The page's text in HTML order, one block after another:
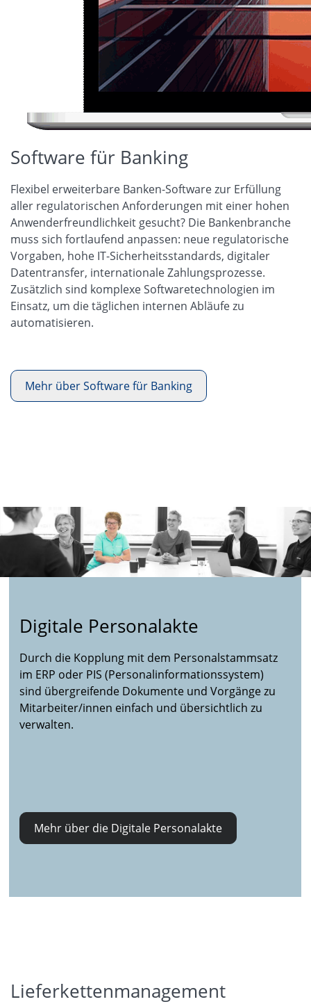
Software für Banking
Flexibel erweiterbare Banken-Software zur Erfüllung
aller regulatorischen Anforderungen mit einer hohen
Anwenderfreundlichkeit gesucht? Die Bankenbranche
muss sich fortlaufend anpassen: neue regulatorische
Vorgaben, hohe IT-Sicherheitsstandards, digitaler
Datentransfer, internationale Zahlungsprozesse.
Zusätzlich sind komplexe Softwaretechnologien im
Einsatz, um die täglichen internen Abläufe zu
automatisieren.
Mehr über Software für Banking
Digitale Personalakte
Durch die Kopplung mit dem Personalstammsatz
im ERP oder PIS (Personalinformationssystem)
sind übergreifende Dokumente und Vorgänge zu
Mitarbeiter/innen einfach und übersichtlich zu
verwalten.
Mehr über die Digitale Personalakte
Lieferkettenmanagement